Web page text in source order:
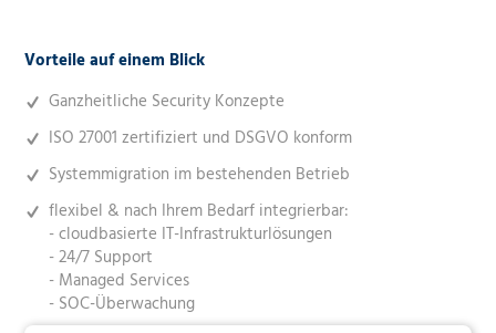
Vorteile auf einem Blick
Ganzheitliche Security Konzepte
ISO 27001 zertifiziert und DSGVO konform
Systemmigration im bestehenden Betrieb
flexibel & nach Ihrem Bedarf integrierbar:
-cloudbasierte IT-Infrastrukturlösungen
- 24/7 Support
- Managed Services
- SOC-Überwachung